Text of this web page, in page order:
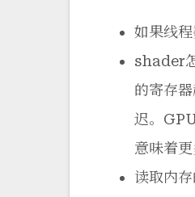
如果线
shader
的寄存
迟。
意味着
读取内